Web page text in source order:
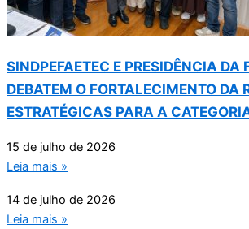
SINDPEFAETEC E PRESIDÊNCIA DA
DEBATEM O FORTALECIMENTO DA
ESTRATÉGICAS PARA A
15 de julho de 2026
Leia mais »
14 de julho de 2026
Leia mais »